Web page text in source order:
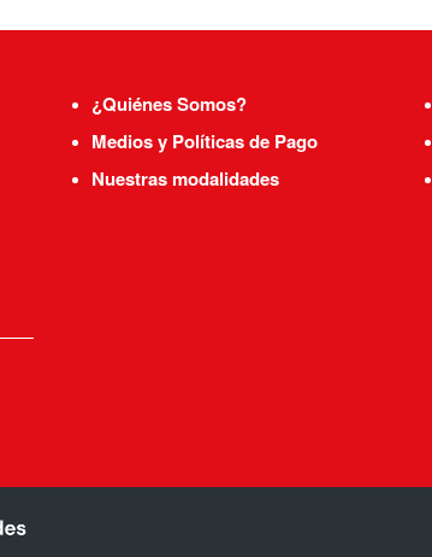
¿Quiénes Somos?
Medios y Políticas de Pago
Nuestras modalidades